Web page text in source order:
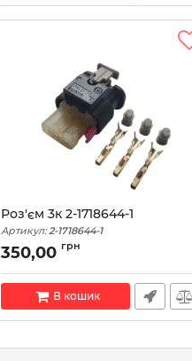
Роз'єм 3к 2-1718644-1
Артикул: 2-1718644-1
350,00 грн
В кошик